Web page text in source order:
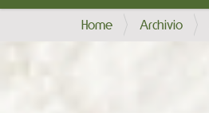
T
Home Archivio